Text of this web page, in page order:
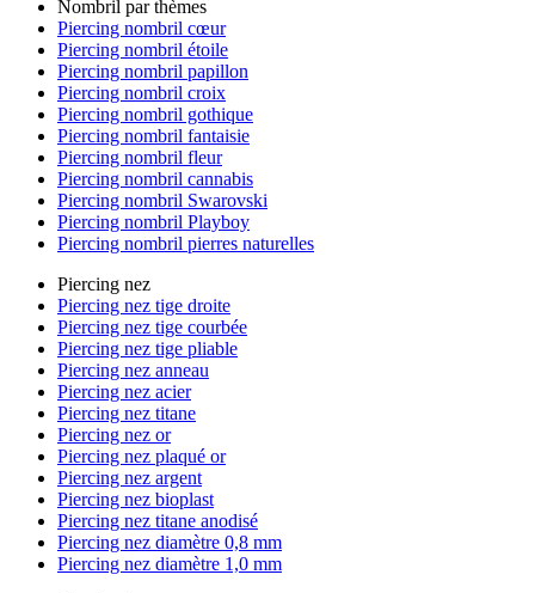
Nombril par thèmes
Piercing nombril cœur
Piercing nombril étoile
Piercing nombril papillon
Piercing nombril croix
Piercing nombril gothique
Piercing nombril fantaisie
Piercing nombril fleur
Piercing nombril cannabis
Piercing nombril Swarovski
Piercing nombril Playboy
Piercing nombril pierres naturelles
Piercing nez
Piercing nez tige droite
Piercing nez tige courbée
Piercing nez tige pliable
Piercing nez anneau
Piercing nez acier
Piercing nez titane
Piercing nez or
Piercing nez plaqué or
Piercing nez argent
Piercing nez bioplast
Piercing nez titane anodisé
Piercing nez diamètre 0,8 mm
Piercing nez diamètre 1,0 mm